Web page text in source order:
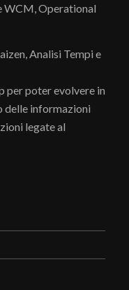
WCM, Operational
Analisi Tempi e
per poter evolvere in
delle informazioni
legate al